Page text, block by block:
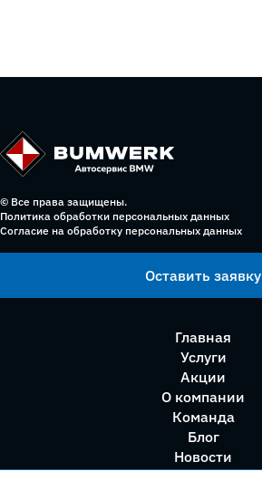
© Все права защищены.
Политика обработки персональных данных
Согласие на обработку персональных данных
Оставить заявку
Главная
Услуги
Акции
О компании
Команда
Блог
Новости